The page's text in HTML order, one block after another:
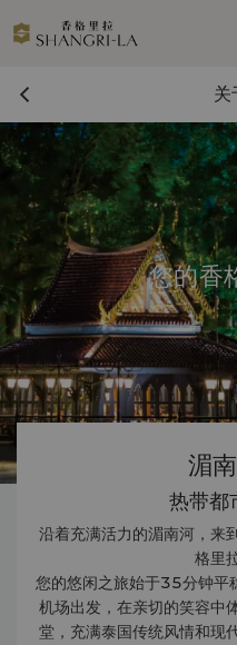
关
您的香
湄
热带都
沿着充满活力的湄南河，来
格里
您的悠闲之旅始于35分钟平
机场出发，在亲切的笑容中
堂，充满泰国传统风情和现